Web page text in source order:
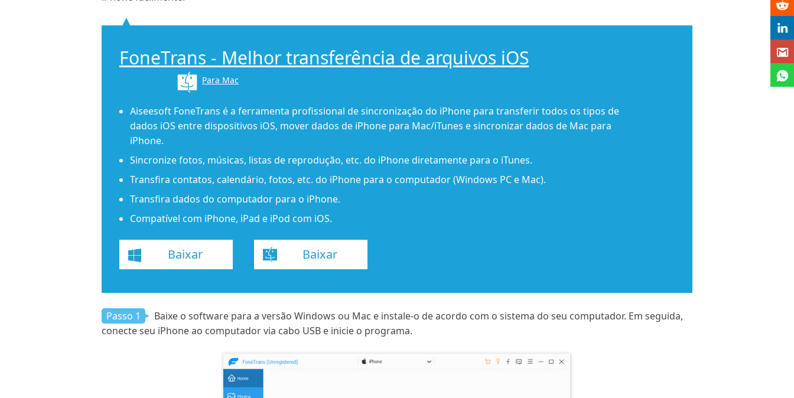
FoneTrans - Melhor transferência de arquivos iOS
Para Mac
Aiseesoft FoneTrans é a ferramenta profissional de sincronização do iPhone para transferir todos os tipos de
dados iOS entre dispositivos iOS, mover dados de iPhone para Mac/iTunes e sincronizar dados de Mac para
iPhone.
Sincronize fotos, músicas, listas de reprodução, etc. do iPhone diretamente para o iTunes.
Transfira contatos, calendário, fotos, etc. do iPhone para o computador (Windows PC e Mac).
Transfira dados do computador para o iPhone.
Compatível com iPhone, iPad e iPod com iOS.
Baixar Baixar
Passo 1
Baixe o software para a versão Windows ou Mac e instale-o de acordo com o sistema do seu computador. Em seguida,
conecte seu iPhone ao computador via cabo USB e inicie o programa.